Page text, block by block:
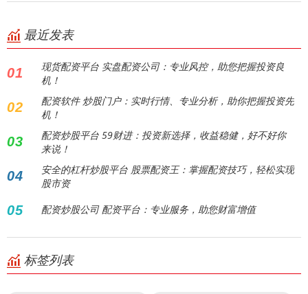
最近发表
01
现货配资平台 实盘配资公司：专业风控，助您把握投资良
机！
02
配资软件 炒股门户：实时行情、专业分析，助你把握投资先
机！
03
配资炒股平台 59财进：投资新选择，收益稳健，好不好你
来说！
04
安全的杠杆炒股平台 股票配资王：掌握配资技巧，轻松实现
股市资
05 配资炒股公司 配资平台：专业服务，助您财富增值
标签列表